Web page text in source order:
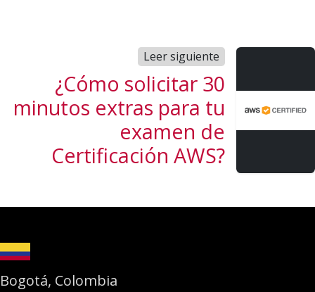
Leer siguiente
¿Cómo solicitar 30
minutos extras para tu
examen de
Certificación AWS?
Bogotá, Colombia